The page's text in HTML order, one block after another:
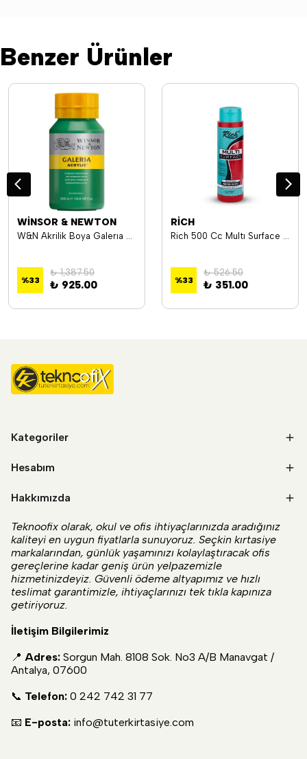
Benzer Ürünler
WİNSOR & NEWTON
W&N Akrilik Boya Galerıa 500 Ml Permanent Green Mıddle 484 Wn-2150484
%33
₺ 1,387.50
₺ 925.00
RİCH
Rich 500 Cc Multı Surface Akrilik Boya MLS-500-03862 03862 Kırmızı
%33
₺ 526.50
₺ 351.00
Kategoriler
Hesabım
Hakkımızda
Teknoofix olarak, okul ve ofis ihtiyaçlarınızda aradığınız
kaliteyi en uygun fiyatlarla sunuyoruz. Seçkin kırtasiye
markalarından, günlük yaşamınızı kolaylaştıracak ofis
gereçlerine kadar geniş ürün yelpazemizle
hizmetinizdeyiz. Güvenli ödeme altyapımız ve hızlı
teslimat garantimizle, ihtiyaçlarınızı tek tıkla kapınıza
getiriyoruz.
İletişim Bilgilerimiz
📍 Adres: Sorgun Mah. 8108 Sok. No3 A/B Manavgat /
Antalya, 07600
📞 Telefon: 0 242 742 31 77
📧 E-posta: info@tuterkirtasiye.com